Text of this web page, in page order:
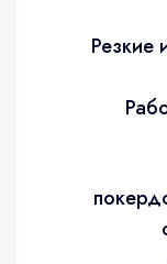
Резкие